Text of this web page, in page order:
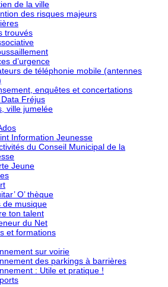
de la ville
des risques majeurs
trouvés
d’urgence
de téléphonie mobile (antennes
enquêtes et concertations
Fréjus
ville jumelée
Information Jeunesse
du Conseil Municipal de la
Jeune
O’ thèque
de musique
ton talent
du Net
et formations
sur voirie
des parkings à barrières
: Utile et pratique !